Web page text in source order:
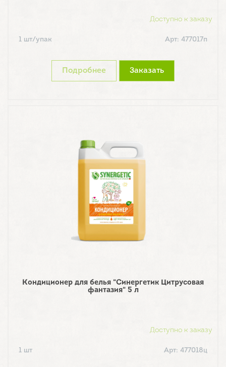
Доступно к заказу
1 шт/упак Арт: 477017п
Подробнее Заказать
Кондиционер для белья "Синергетик Цитрусовая
фантазия" 5 л
Доступно к заказу
1 шт Арт: 477018ц